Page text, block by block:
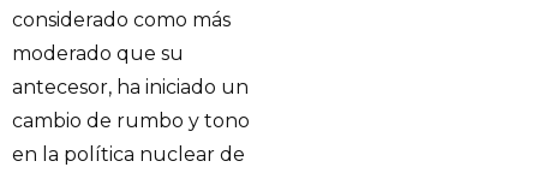
considerado como más
moderado que su
antecesor, ha iniciado un
cambio de rumbo y tono
en la política nuclear de